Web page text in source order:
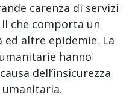
carenza di servizi
che comporta un
altre epidemie. La
hanno
dell’insicurezza